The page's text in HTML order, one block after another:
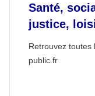
Santé,
justice,
Retrouvez toutes
public.fr